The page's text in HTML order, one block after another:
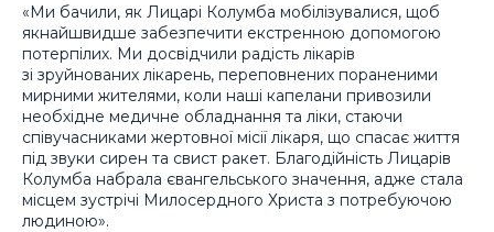
«Ми бачили, як Лицарі Колумба мобілізувалися, щоб
якнайшвидше забезпечити екстренною допомогою
потерпілих. Ми досвідчили радість лікарів
зі зруйнованих лікарень, переповнених пораненими
мирними жителями, коли наші капелани привозили
необхідне медичне обладнання та ліки, стаючи
співучасниками жертовної місії лікаря, що спасає життя
під звуки сирен та свист ракет. Благодійність Лицарів
Колумба набрала євангельського значення, адже стала
місцем зустрічі Милосердного Христа з потребуючою
людиною».